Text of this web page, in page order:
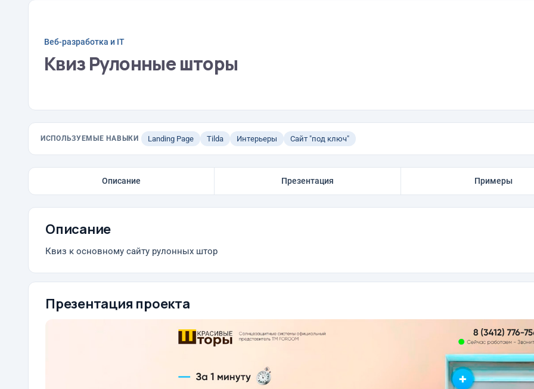
Веб-разработка и IT
Квиз Рулонные шторы
ИСПОЛЬЗУЕМЫЕ НАВЫКИ Landing Page Tilda Интерьеры Сайт "под ключ"
Описание Презентация Примеры
Описание
Квиз к основному сайту рулонных штор
Презентация проекта